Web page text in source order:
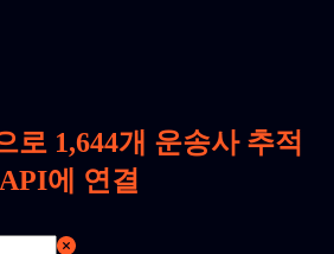
로 1,644개 운송사 추적
API에 연결